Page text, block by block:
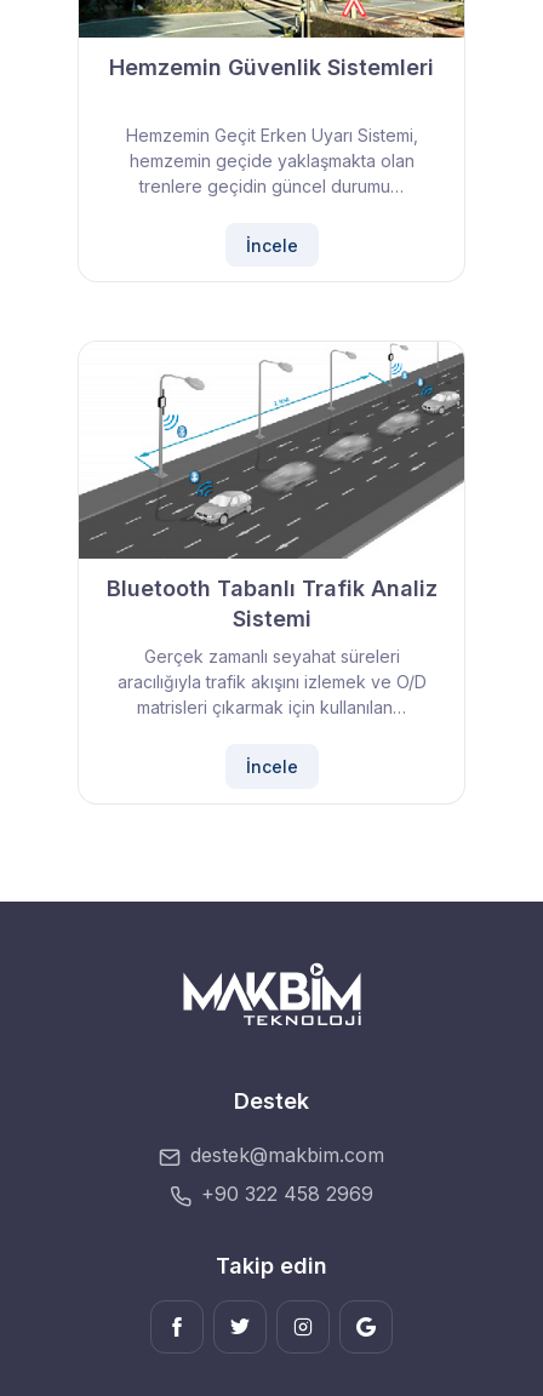
Hemzemin Güvenlik Sistemleri
Hemzemin Geçit Erken Uyarı Sistemi,
hemzemin geçide yaklaşmakta olan
trenlere geçidin güncel durumu…
İncele
Bluetooth Tabanlı Trafik Analiz
Sistemi
Gerçek zamanlı seyahat süreleri
aracılığıyla trafik akışını izlemek ve O/D
matrisleri çıkarmak için kullanılan…
İncele
Destek
destek@makbim.com
+90 322 458 2969
Takip edin